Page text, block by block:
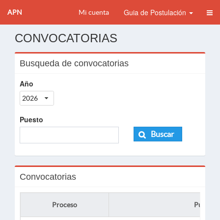
APN Mi cuenta Guia de Postulación
CONVOCATORIAS
Busqueda de convocatorias
Año
2026
Puesto
Buscar
Convocatorias
Proceso Puesto